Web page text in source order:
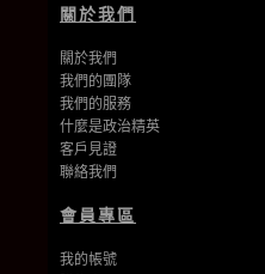
關於我們
關於我們
我們的團隊
我們的服務
什麼是政治精英
客戶見證
聯絡我們
會員專區
我的帳號